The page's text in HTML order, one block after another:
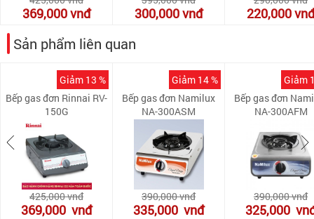
369,000vnđ 300,000vnđ 220,000
Sản phẩm liên quan
Giảm 13 %
Bếp gas đơn Rinnai RV-
150G
425,000vnđ
369,000 vnđ
Giảm 14 %
Bếp gas đơn Namilux
NA-300ASM
390,000vnđ
335,000 vnđ
Giảm
Bếp gas đơn
NA-300AFM
390,000vnđ
325,000